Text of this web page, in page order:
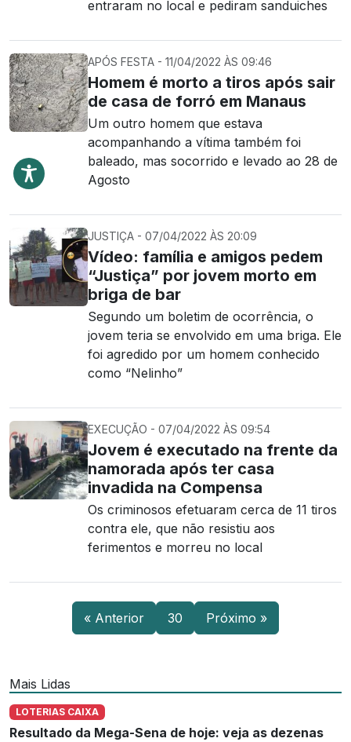
entraram no local e pediram sanduiches
APÓS FESTA - 11/04/2022 ÀS 09:46
Homem é morto a tiros após sair
de casa de forró em Manaus
Um outro homem que estava
acompanhando a vítima também foi
baleado, mas socorrido e levado ao 28 de
Agosto
JUSTIÇA - 07/04/2022 ÀS 20:09
Vídeo: família e amigos pedem
“Justiça” por jovem morto em
briga de bar
Segundo um boletim de ocorrência, o
jovem teria se envolvido em uma briga. Ele
foi agredido por um homem conhecido
como “Nelinho”
EXECUÇÃO - 07/04/2022 ÀS 09:54
Jovem é executado na frente da
namorada após ter casa
invadida na Compensa
Os criminosos efetuaram cerca de 11 tiros
contra ele, que não resistiu aos
ferimentos e morreu no local
« Anterior 30 Próximo »
Mais Lidas
LOTERIAS CAIXA
Resultado da Mega-Sena de hoje: veja as dezenas